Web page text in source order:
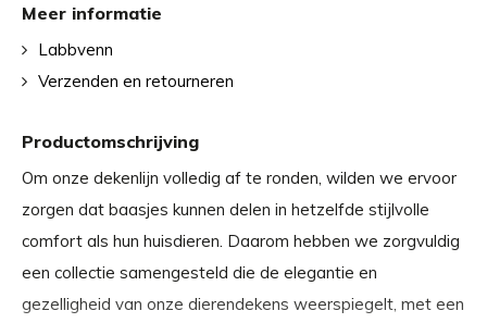
Productomschrijving
Om onze dekenlijn volledig af te ronden, wilden we ervoor
zorgen dat baasjes kunnen delen in hetzelfde stijlvolle
comfort als hun huisdieren. Daarom hebben we zorgvuldig
een collectie samengesteld die de elegantie en
gezelligheid van onze dierendekens weerspiegelt, met een
Meer informatie
Labbvenn
Verzenden en retourneren